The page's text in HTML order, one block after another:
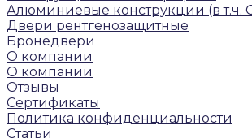
Алюминиевые конструкции (в т.ч.
Двери рентгенозащитные
Бронедвери
О компании
О компании
Отзывы
Сертификаты
Политика конфиденциальности
Статьи